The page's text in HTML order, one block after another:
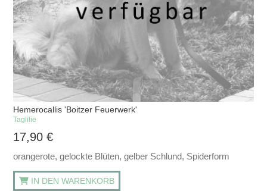
Hemerocallis 'Boitzer Feuerwerk'
Taglilie
17,90€
orangerote, gelockte Blüten, gelber Schlund, Spiderform
IN DEN WARENKORB